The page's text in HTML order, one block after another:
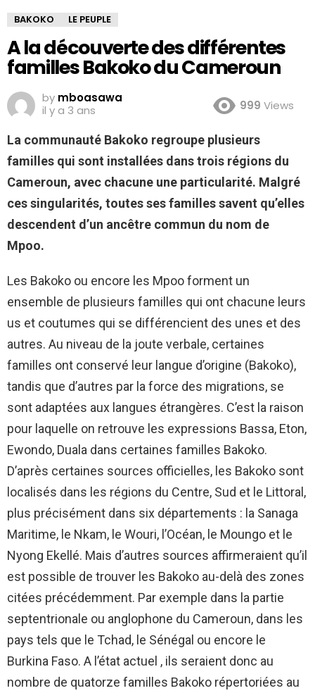
BAKOKO LE PEUPLE
A la découverte des différentes
familles Bakoko du Cameroun
by mboasawa
il y a 3 ans
999 Views
La communauté Bakoko regroupe plusieurs
familles qui sont installées dans trois régions du
Cameroun, avec chacune une particularité. Malgré
ces singularités, toutes ses familles savent qu’elles
descendent d’un ancêtre commun du nom de
Mpoo.
Les Bakoko ou encore les Mpoo forment un
ensemble de plusieurs familles qui ont chacune leurs
us et coutumes qui se différencient des unes et des
autres. Au niveau de la joute verbale, certaines
familles ont conservé leur langue d’origine (Bakoko),
tandis que d’autres par la force des migrations, se
sont adaptées aux langues étrangères. C’est la raison
pour laquelle on retrouve les expressions Bassa, Eton,
Ewondo, Duala dans certaines familles Bakoko.
D’après certaines sources officielles, les Bakoko sont
localisés dans les régions du Centre, Sud et le Littoral,
plus précisément dans six départements : la Sanaga
Maritime, le Nkam, le Wouri, l’Océan, le Moungo et le
Nyong Ekellé. Mais d’autres sources affirmeraient qu’il
est possible de trouver les Bakoko au-delà des zones
citées précédemment. Par exemple dans la partie
septentrionale ou anglophone du Cameroun, dans les
pays tels que le Tchad, le Sénégal ou encore le
Burkina Faso. A l’état actuel , ils seraient donc au
nombre de quatorze familles Bakoko répertoriées au